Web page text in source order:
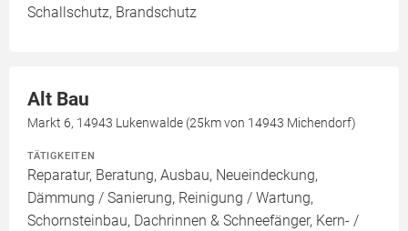
Schallschutz, Brandschutz
Alt Bau
Markt 6, 14943 Lukenwalde (25km von 14943 Michendorf)
TÄTIGKEITEN
Reparatur, Beratung, Ausbau, Neueindeckung,
Dämmung / Sanierung, Reinigung / Wartung,
Schornsteinbau, Dachrinnen & Schneefänger, Kern- /